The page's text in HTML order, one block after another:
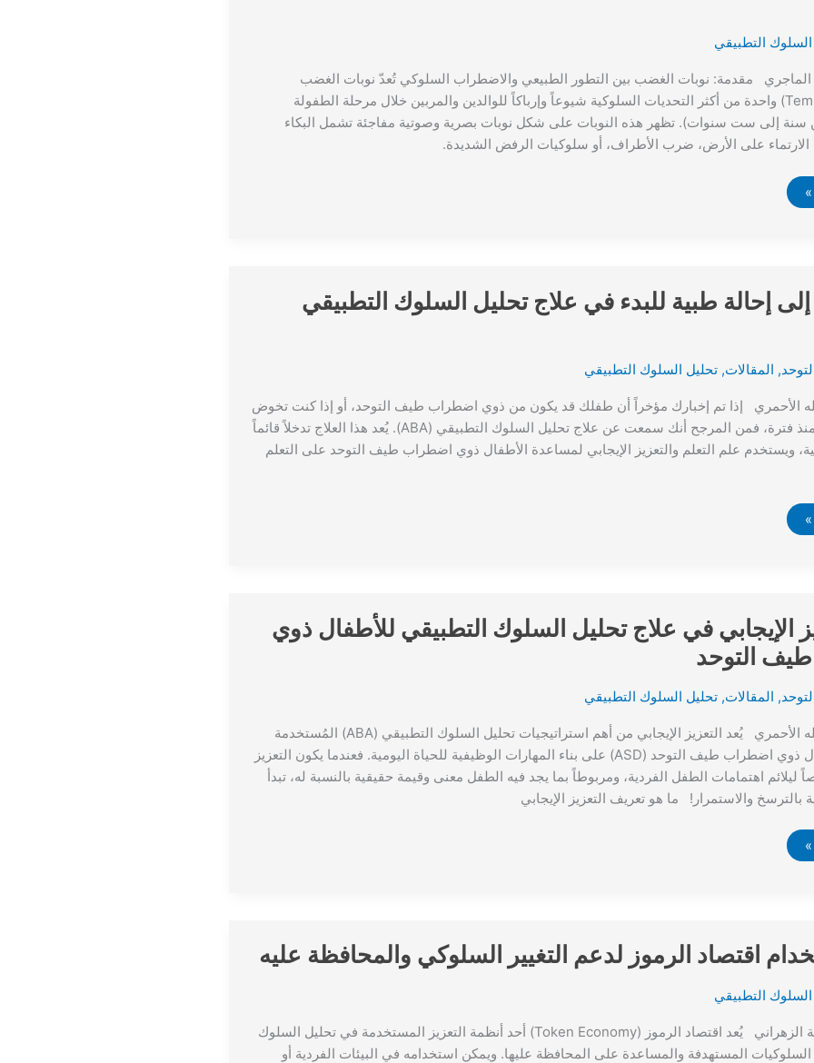
التطبيقي
مقدمة: نوبات الغضب بين التطور الطبيعي والاضطراب السلوكي تُعدّ نوبات الغضب
(Temper Tantrums) واحدة من أكثر التحديات السلوكية شيوعاً وإرباكاً للوالدين والمربين خلال مرحلة الطفولة
إلى ست سنوات). تظهر هذه النوبات على شكل نوبات بصرية وصوتية مفاجئة تشمل البكاء
الارتماء على الأرض، ضرب الأطراف، أو سلوكيات الرفض الشديدة.
إحالة طبية للبدء في علاج تحليل السلوك التطبيقي
, المقالات,تحليل السلوك التطبيقي
الأحمري إذا تم إخبارك مؤخراً أن طفلك قد يكون من ذوي اضطراب طيف التوحد، أو إذا كنت تخوض
رحلة التشخيص منذ فترة، فمن المرجح أنك سمعت عن علاج تحليل السلوك التطبيقي (ABA). يُعد هذا العلاج تدخلاً قائماً
ويستخدم علم التعلم والتعزيز الإيجابي لمساعدة الأطفال ذوي اضطراب طيف التوحد على التعلم
الإيجابي في علاج تحليل السلوك التطبيقي للأطفال ذوي
التوحد
, المقالات,تحليل السلوك التطبيقي
ترجمة: أ. عبدالله الأحمري يُعد التعزيز الإيجابي من أهم استراتيجيات تحليل السلوك التطبيقي (ABA) المُستخدمة
لمساعدة الأطفال ذوي اضطراب طيف التوحد (ASD) على بناء المهارات الوظيفية للحياة اليومية. فعندما يكون التعزيز
اهتمامات الطفل الفردية، ومربوطاً بما يجد فيه الطفل معنى وقيمة حقيقية بالنسبة له، تبدأ
بالترسخ والاستمرار! ما هو تعريف التعزيز الإيجابي
اقتصاد الرموز لدعم التغيير السلوكي والمحافظة عليه
التطبيقي
ترجمة: أ. فاطمة الزهراني يُعد اقتصاد الرموز (Token Economy) أحد أنظمة التعزيز المستخدمة في تحليل السلوك
السلوكيات المستهدفة والمساعدة على المحافظة عليها. ويمكن استخدامه في البيئات الفردية أو